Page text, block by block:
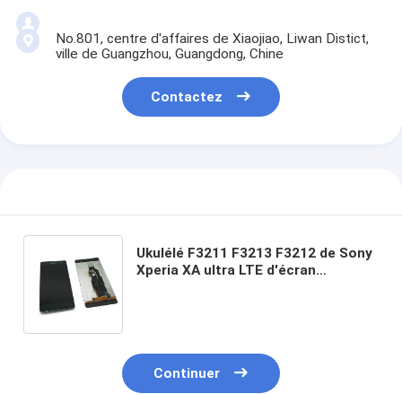
No.801, centre d'affaires de Xiaojiao, Liwan Distict,
ville de Guangzhou, Guangdong, Chine
Contactez
Ukulélé F3211 F3213 F3212 de Sony
Xperia XA ultra LTE d'écran
Continuer